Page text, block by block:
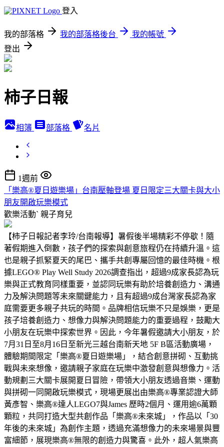
登入
我的部落格 我的部落格後台
我的帳號
登出
柿子日報
相簿 部落格 名片
1週前
「樂高®夏日遊樂場」台南壓軸登場 夏日限定三大關卡與大小
朋友開啟玩樂模式
歡樂活動ˋ 親子育兒
【柿子日報記者李玲/台南報導】暑假後半場精彩不停歇！隨
著假期進入倒數，孩子們的探索與創意旅程仍在持續升溫。這
也是親子抓緊夏天的尾巴、攜手共創專屬回憶的最佳時機。根
據LEGO® Play Well Study 2026調查指出，超過9成家長認為玩
樂與正式教育同樣重要，並認同玩樂有助於培養創造力、溝通
力及解決問題等未來關鍵能力，且有超過9成台灣家長認為家
庭需要更多親子共玩的時間。品牌相信玩樂不只是娛樂，更是
孩子培養創造力、想像力與解決問題能力的重要過程，鼓勵大
小朋友在玩樂中探索世界。因此，今年暑假邀請大小朋友，於
7月31日至8月16日至新光三越台南新天地 5F B區活動廣場，
體驗期間限定「樂高®夏日遊樂場」，結合創意拼砌、互動挑
戰與未來想像，邀請親子家庭在玩樂中激發創意與想像力。活
動規劃三大關卡展開夏日冒險，帶領大小朋友透過音樂、運動
與拼砌一同開啟玩樂模式，現場更展出由樂高®專業認證大師
黃彥智、樂高®達人LEGO7與James 歷時2個月、運用逾6萬顆
顆粒，共同打造大型共創作品「樂高®未來城」，作品以「30
年後的未來城」為創作主題，透過充滿想像力的未來場景與豐
富細節，展現樂高®無限的創造力與驚喜。此外，超人氣樂高